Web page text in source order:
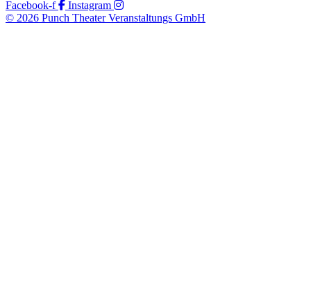
Facebook-f
Instagram
© 2026 Punch Theater Veranstaltungs GmbH